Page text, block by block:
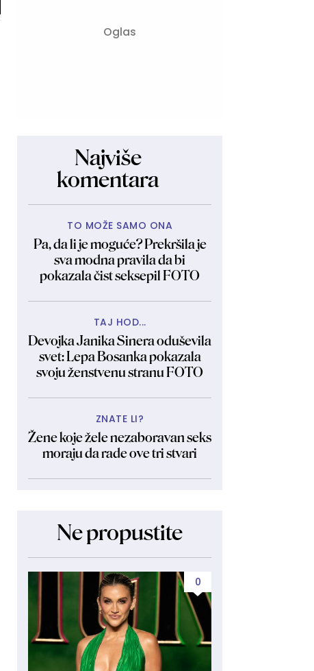
Najviše
komentara
TO MOŽE SAMO ONA
Pa, da li je moguće? Prekršila je
sva modna pravila da bi
pokazala čist seksepil FOTO
TAJ HOD...
Devojka Janika Sinera oduševila
svet: Lepa Bosanka pokazala
svoju ženstvenu stranu FOTO
ZNATE LI?
Žene koje žele nezaboravan seks
moraju da rade ove tri stvari
Ne propustite
0